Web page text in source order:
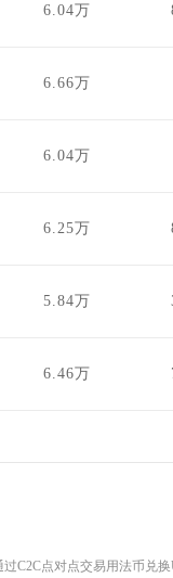
6.04万
6.66万
6.04万
6.25万
5.84万
6.46万
C2C点对点交易用法币兑